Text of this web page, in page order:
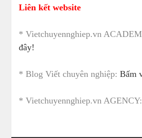
Liên kết website
* Vietchuyennghiep.vn
đây!
* Blog Viết chuyên nghiệp:Bấm
* Vietchuyennghiep.vn